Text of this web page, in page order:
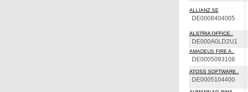
ALLIANZ SE
DE0008404005
ALSTRIA OFFICE..
DE000A0LD2U1
AMADEUS FIRE A..
DE0005093108
ATOSS SOFTWARE..
DE0005104400